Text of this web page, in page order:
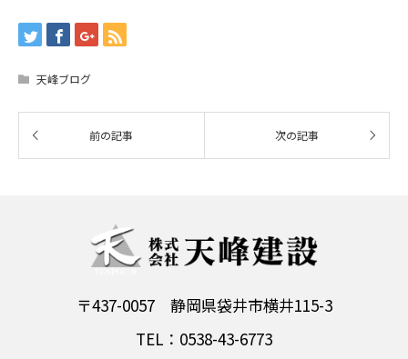
天峰ブログ
〒437-0057 静岡県袋井市横井115-3
TEL：0538-43-6773